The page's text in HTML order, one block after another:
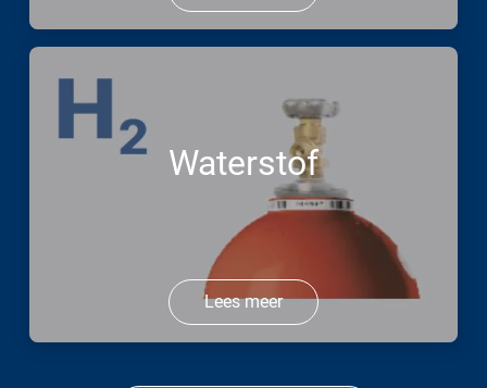
Waterstof
Lees meer